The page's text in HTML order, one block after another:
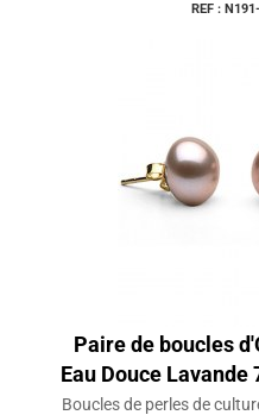
REF :
Paire de boucles
Eau Douce Lavande
Boucles de perles de